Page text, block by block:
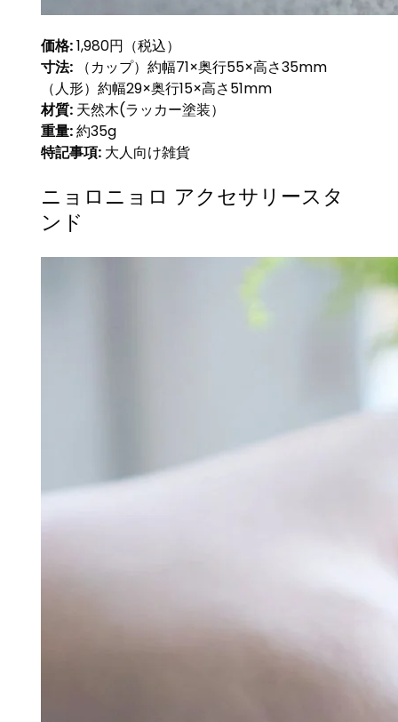
価格:1,980円（税込）
寸法: （カップ）約幅71×奥行55×高さ35mm
（人形）約幅29×奥行15×高さ51mm
材質: 天然木(ラッカー塗装）
重量:約35g
特記事項: 大人向け雑貨
ニョロニョロ アクセサリースタ
ンド